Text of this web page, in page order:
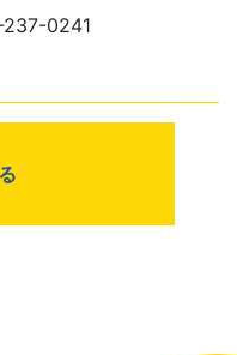
0241